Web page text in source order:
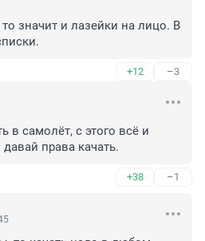
значит и лазейки на лицо. В
+12 –3
в самолёт, с этого всё и
права качать.
+38 –1